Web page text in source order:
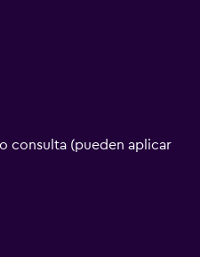
consulta (pueden aplicar